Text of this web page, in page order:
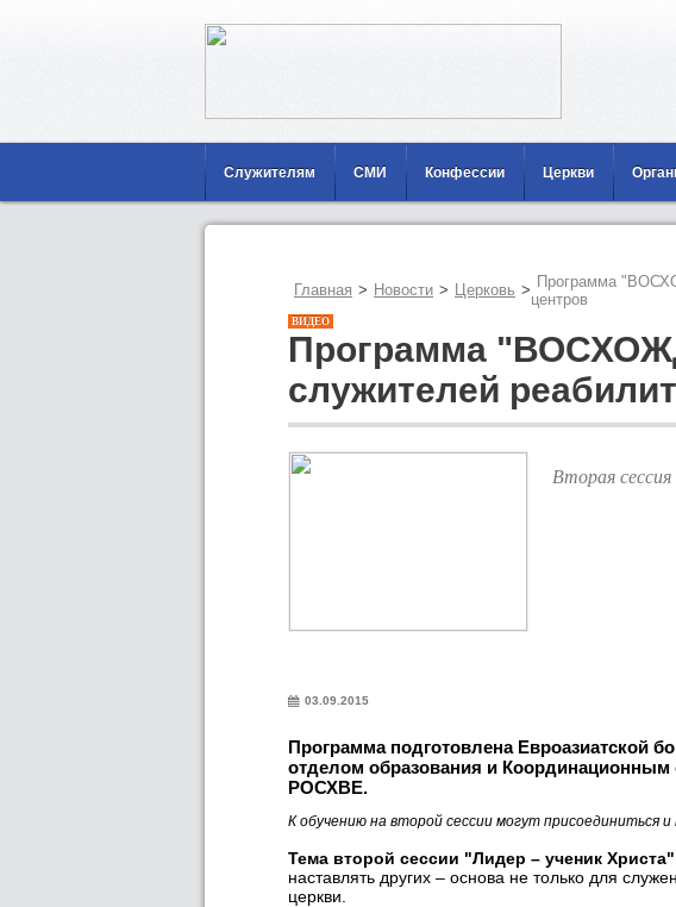
Служителям СМИ Конфессии Церкви
Главная > Новости > Церковь > Программа
центров
ВИДЕО
Программа
служителей
Вторая сессия
03.09.2015
Программа подготовлена Евроазиатской
отделом образования и
РОСХВЕ.
К обучению на второй сессии могут присоединиться
Тема второй сессии "Лидер – ученик Христа"
наставлять других – основа не только для
церкви.